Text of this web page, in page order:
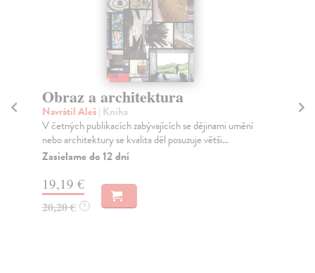
Obraz a architektura
Navrátil Aleš| Kniha
V četných publikacích zabývajících se dějinami umění
nebo architektury se kvalita děl posuzuje větši...
Zasielame do 12 dní
19,19 €
20,20 € ?